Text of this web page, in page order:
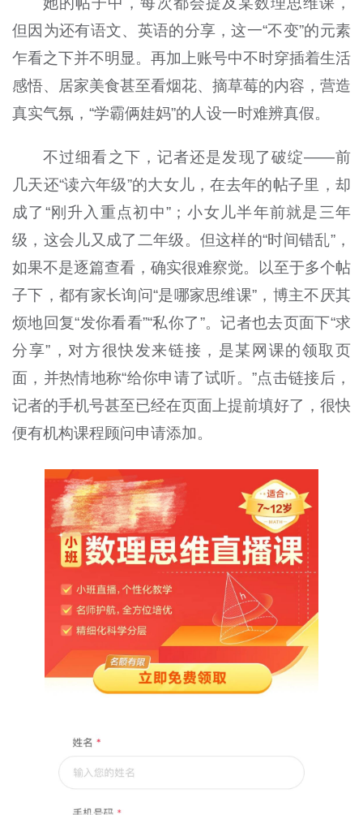
但因为还有语文、英语的分享，这一“不变”的元素
乍看之下并不明显。再加上账号中不时穿插着生活
感悟、居家美食甚至看烟花、摘草莓的内容，营造
真实气氛，“学霸俩娃妈”的人设一时难辨真假。
不过细看之下，记者还是发现了破绽——前
几天还“读六年级”的大女儿，在去年的帖子里，却
成了“刚升入重点初中”；小女儿半年前就是三年
级，这会儿又成了二年级。但这样的“时间错乱”，
如果不是逐篇查看，确实很难察觉。以至于多个帖
子下，都有家长询问“是哪家思维课”，博主不厌其
烦地回复“发你看看”“私你了”。记者也去页面下“求
分享”，对方很快发来链接，是某网课的领取页
面，并热情地称“给你申请了试听。”点击链接后，
记者的手机号甚至已经在页面上提前填好了，很快
便有机构课程顾问申请添加。